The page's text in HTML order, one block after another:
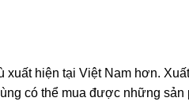
xuất hiện tại Việt Nam hơn.
có thể mua được những sản